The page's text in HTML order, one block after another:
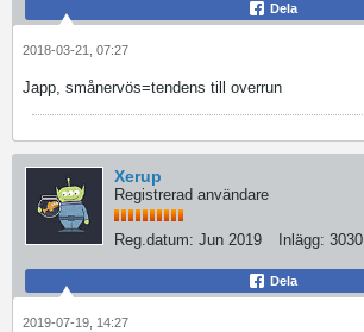
Dela
2018-03-21, 07:27
Japp, smånervös=tendens till overrun
Xerup
Registrerad användare
Reg.datum: Jun 2019 Inlägg: 3030
Dela
2019-07-19, 14:27